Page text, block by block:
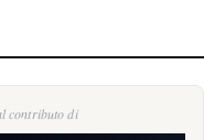
contributo di